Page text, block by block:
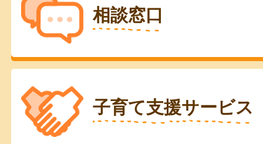
相談窓口
子育て支援サービス